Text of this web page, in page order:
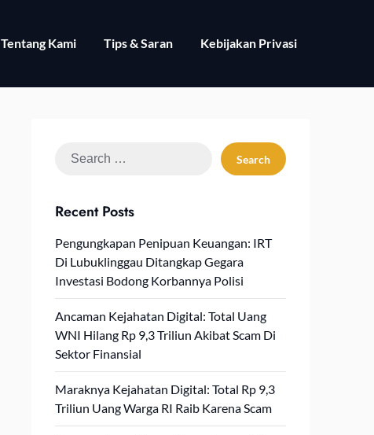
Tentang Kami Tips & Saran Kebijakan Privasi
Search
Recent Posts
Pengungkapan Penipuan Keuangan: IRT
Di Lubuklinggau Ditangkap Gegara
Investasi Bodong Korbannya Polisi
Ancaman Kejahatan Digital: Total Uang
WNI Hilang Rp 9,3 Triliun Akibat Scam Di
Sektor Finansial
Maraknya Kejahatan Digital: Total Rp 9,3
Triliun Uang Warga RI Raib Karena Scam